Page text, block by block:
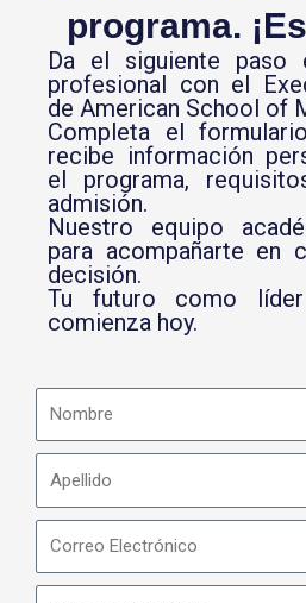
programa.
Da el siguiente paso
profesional con el
de American School of
Completa el
recibe información
el programa,
admisión.
Nuestro equipo
para acompañarte en
decisión.
Tu futuro como
comienza hoy.